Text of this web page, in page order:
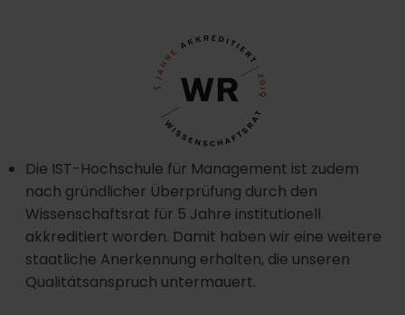
Die IST-Hochschule für Management ist zudem
nach gründlicher Überprüfung durch den
Wissenschaftsrat für 5 Jahre institutionell
akkreditiert worden. Damit haben wir eine weitere
staatliche Anerkennung erhalten, die unseren
Qualitätsanspruch untermauert.